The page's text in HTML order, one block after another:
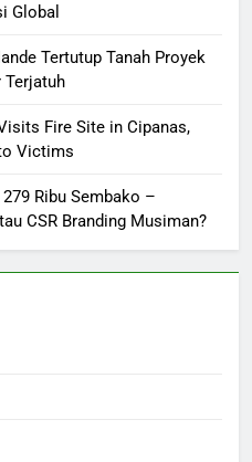
Global
Tertutup Tanah Proyek
Terjatuh
Fire Site in Cipanas,
Victims
Ribu Sembako –
CSR Branding Musiman?